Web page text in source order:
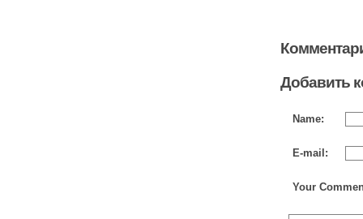
Добавить
Name:
E-mail:
Your